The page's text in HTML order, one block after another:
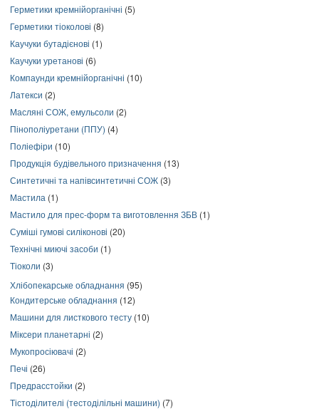
Герметики кремнійорганічні (5)
Герметики тіоколові (8)
Каучуки бутадієнові (1)
Каучуки уретанові (6)
Компаунди кремнійорганічні (10)
Латекси (2)
Масляні СОЖ, емульсоли (2)
Пінополіуретани (ППУ) (4)
Поліефіри (10)
Продукція будівельного призначення (13)
Синтетичні та напівсинтетичні СОЖ (3)
Мастила (1)
Мастило для прес-форм та виготовлення ЗБВ (1)
Суміші гумові силіконові (20)
Технічні миючі засоби (1)
Тіоколи (3)
Хлібопекарське обладнання (95)
Кондитерське обладнання (12)
Машини для листкового тесту (10)
Міксери планетарні (2)
Мукопросіювачі (2)
Печі (26)
Предрасстойки (2)
Тістоділителі (тестоділільні машини) (7)